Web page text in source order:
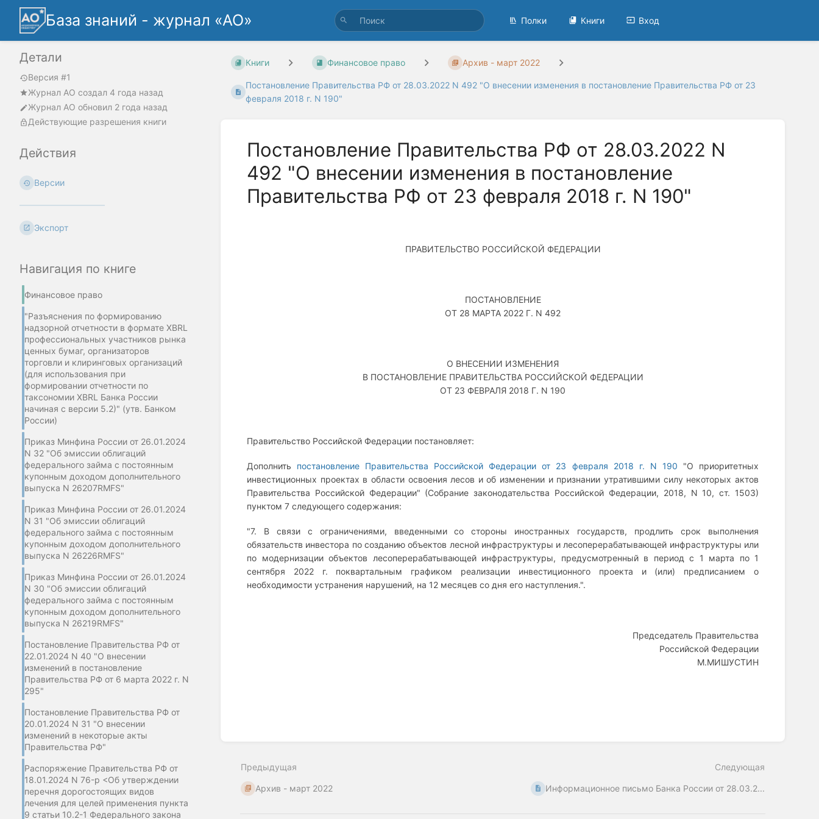
База знаний - журнал «АО» Полки Книги Вход
Детали
Версия #1
Журнал АО создал 4 года назад
Журнал АО обновил 2 года назад
Действующие разрешения книги
Действия
Версии
Экспорт
Навигация по книге
Финансовое право
"Разъяснения по формированию
надзорной отчетности в формате XBRL
профессиональных участников рынка
ценных бумаг, организаторов
торговли и клиринговых организаций
(для использования при
формировании отчетности по
таксономии XBRL Банка России
начиная с версии 5.2)" (утв. Банком
России)
Приказ Минфина России от 26.01.2024
N 32 "Об эмиссии облигаций
федерального займа с постоянным
купонным доходом дополнительного
выпуска N 26207RMFS"
Приказ Минфина России от 26.01.2024
N 31 "Об эмиссии облигаций
федерального займа с постоянным
купонным доходом дополнительного
выпуска N 26226RMFS"
Приказ Минфина России от 26.01.2024
N 30 "Об эмиссии облигаций
федерального займа с постоянным
купонным доходом дополнительного
выпуска N 26219RMFS"
Постановление Правительства РФ от
22.01.2024 N 40 "О внесении
изменений в постановление
Правительства РФ от 6 марта 2022 г. N
295"
Постановление Правительства РФ от
20.01.2024 N 31 "О внесении
изменений в некоторые акты
Правительства РФ"
Распоряжение Правительства РФ от
18.01.2024 N 76-р <Об утверждении
перечня дорогостоящих видов
лечения для целей применения пункта
9 статьи 10.2-1 Федерального закона
Книги Финансовое право Архив - март 2022
Постановление Правительства РФ от 28.03.2022 N 492 "О внесении изменения в постановление Правительства РФ от 23
февраля 2018 г. N 190"
Постановление Правительства РФ от 28.03.2022 N
492 "О внесении изменения в постановление
Правительства РФ от 23 февраля 2018 г. N 190"
ПРАВИТЕЛЬСТВО РОССИЙСКОЙ ФЕДЕРАЦИИ
ПОСТАНОВЛЕНИЕ
ОТ 28 МАРТА 2022 Г. N 492
О ВНЕСЕНИИ ИЗМЕНЕНИЯ
В ПОСТАНОВЛЕНИЕ ПРАВИТЕЛЬСТВА РОССИЙСКОЙ ФЕДЕРАЦИИ
ОТ 23 ФЕВРАЛЯ 2018 Г. N 190
Правительство Российской Федерации постановляет:
Дополнить постановление Правительства Российской Федерации от 23 февраля 2018 г. N 190 "О приоритетных
инвестиционных проектах в области освоения лесов и об изменении и признании утратившими силу некоторых актов
Правительства Российской Федерации" (Собрание законодательства Российской Федерации, 2018, N 10, ст. 1503)
пунктом 7 следующего содержания:
"7. В связи с ограничениями, введенными со стороны иностранных государств, продлить срок выполнения
обязательств инвестора по созданию объектов лесной инфраструктуры и лесоперерабатывающей инфраструктуры или
по модернизации объектов лесоперерабатывающей инфраструктуры, предусмотренный в период с 1 марта по 1
сентября 2022 г. поквартальным графиком реализации инвестиционного проекта и (или) предписанием о
необходимости устранения нарушений, на 12 месяцев со дня его наступления.".
Председатель Правительства
Российской Федерации
М.МИШУСТИН
mode
Предыдущая
Архив - март 2022
Следующая
Информационное письмо Банка России от 28.03.2...